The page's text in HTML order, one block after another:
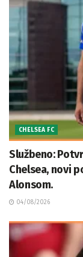
CHELSEA FC
Službeno:
Chelsea, novi
Alonsom.
04/08/2026